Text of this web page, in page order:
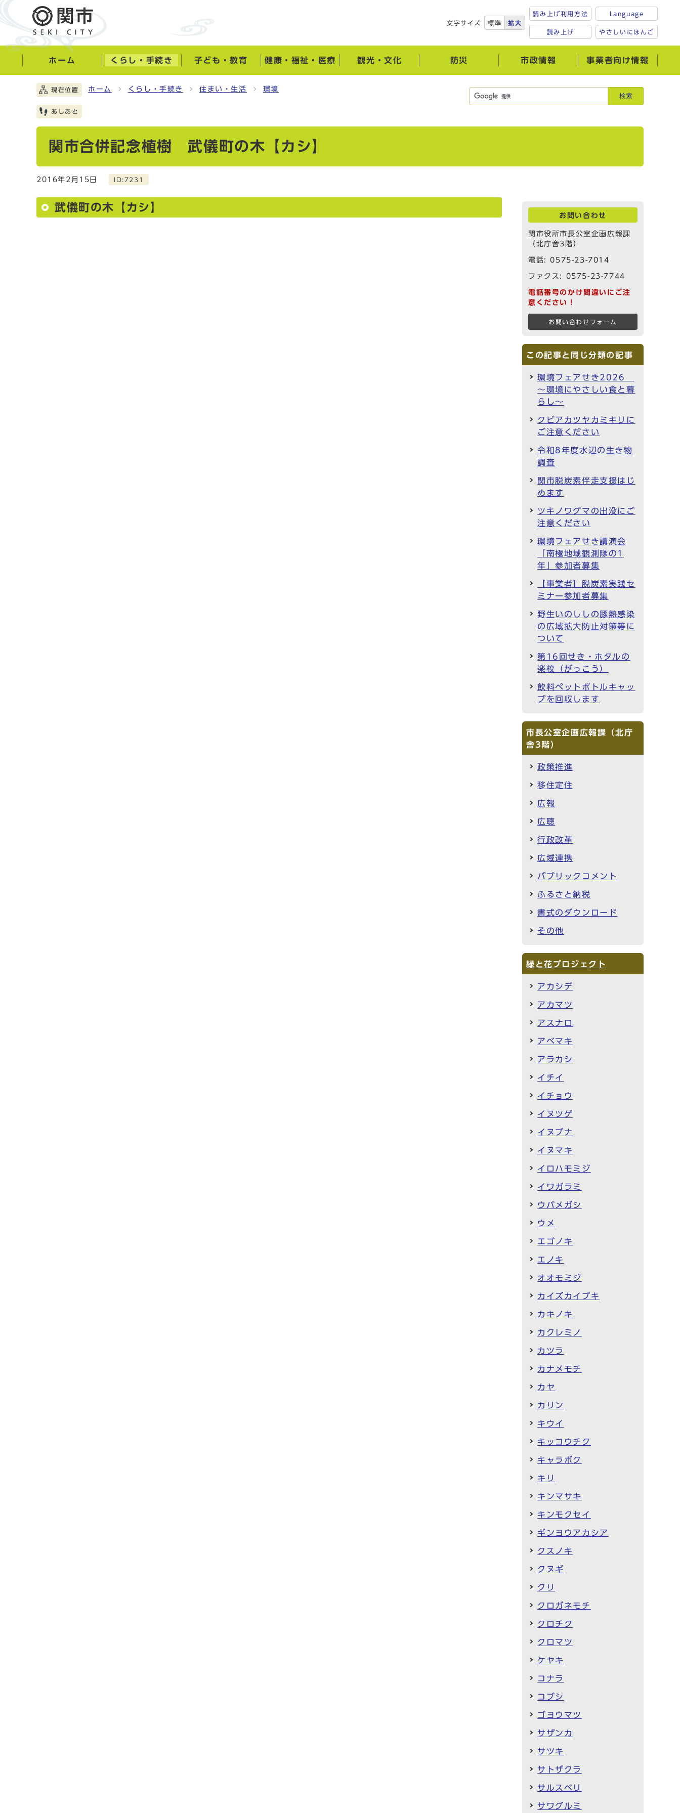
文字サイズ 標準 拡大
読み上げ利用方法
読み上げ
Language
やさしいにほんご
ホーム くらし・手続き 子ども・教育 健康・福祉・医療 観光・文化 防災 市政情報 事業者向け情報
検索
現在位置 ホーム くらし・手続き 住まい・生活 環境
あしあと
関市合併記念植樹 武儀町の木【カシ】
2016年2月15日 ID:7231
武儀町の木【カシ】
お問い合わせ
関市役所市長公室企画広報課
（北庁舎3階）
電話:0575-23-7014
ファクス: 0575-23-7744
電話番号のかけ間違いにご注
意ください！
お問い合わせフォーム
この記事と同じ分類の記事
環境フェアせき2026
～環境にやさしい食と暮
らし～
クビアカツヤカミキリに
ご注意ください
令和8年度水辺の生き物
調査
関市脱炭素伴走支援はじ
めます
ツキノワグマの出没にご
注意ください
環境フェアせき講演会
「南極地域観測隊の1
年」参加者募集
【事業者】脱炭素実践セ
ミナー参加者募集
野生いのししの豚熱感染
の広域拡大防止対策等に
ついて
第16回せき・ホタルの
楽校（がっこう）
飲料ペットボトルキャッ
プを回収します
市長公室企画広報課（北庁
舎3階）
政策推進
移住定住
広報
広聴
行政改革
広域連携
パブリックコメント
ふるさと納税
書式のダウンロード
その他
緑と花プロジェクト
アカシデ
アカマツ
アスナロ
アベマキ
アラカシ
イチイ
イチョウ
イヌツゲ
イヌブナ
イヌマキ
イロハモミジ
イワガラミ
ウバメガシ
ウメ
エゴノキ
エノキ
オオモミジ
カイズカイブキ
カキノキ
カクレミノ
カツラ
カナメモチ
カヤ
カリン
キウイ
キッコウチク
キャラボク
キリ
キンマサキ
キンモクセイ
ギンヨウアカシア
クスノキ
クヌギ
クリ
クロガネモチ
クロチク
クロマツ
ケヤキ
コナラ
コブシ
ゴヨウマツ
サザンカ
サツキ
サトザクラ
サルスベリ
サワグルミ